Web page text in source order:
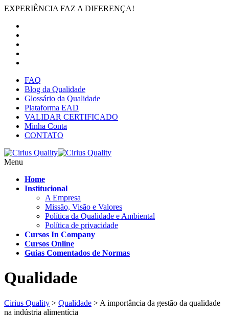
EXPERIÊNCIA FAZ A DIFERENÇA!
FAQ
Blog da Qualidade
Glossário da Qualidade
Plataforma EAD
VALIDAR CERTIFICADO
Minha Conta
CONTATO
Menu
Home
Institucional
A Empresa
Missão, Visão e Valores
Política da Qualidade e Ambiental
Política de privacidade
Cursos In Company
Cursos Online
Guias Comentados de Normas
Qualidade
Cirius Quality > Qualidade > A importância da gestão da qualidade
na indústria alimentícia